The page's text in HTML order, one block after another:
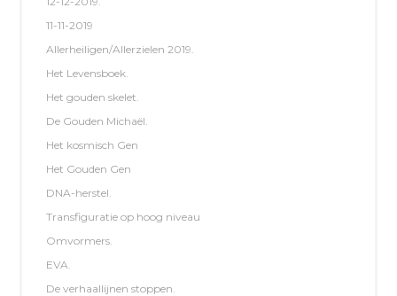
11-11-2019
Allerheiligen/Allerzielen 2019.
Het Levensboek.
Het gouden skelet.
De Gouden Michaël.
Het kosmisch Gen
Het Gouden Gen
DNA-herstel.
Transfiguratie op hoog niveau
Omvormers.
EVA.
De verhaallijnen stoppen.